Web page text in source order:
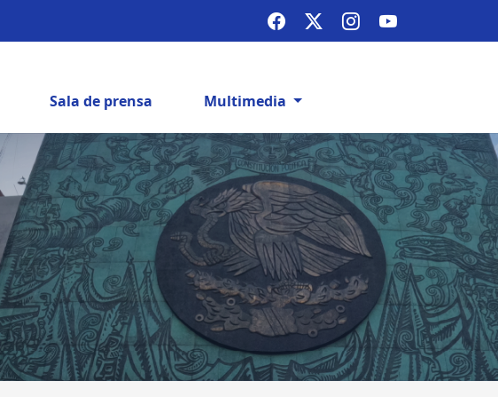
Sala de prensa Multimedia